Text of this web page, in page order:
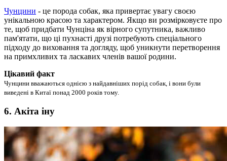
Чунцини - це порода собак, яка привертає увагу своєю
унікальною красою та характером. Якщо ви розмірковуєте про
те, щоб придбати Чунціна як вірного супутника, важливо
пам'ятати, що ці пухнасті друзі потребують спеціального
підходу до виховання та догляду, щоб уникнути перетворення
на примхливих та ласкавих членів вашої родини.
Цікавий факт
Чунцини вважаються однією з найдавніших порід собак, і вони були
виведені в Китаї понад 2000 років тому.
6. Акіта іну